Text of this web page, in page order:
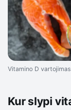
Vitamino D vartojimas
Kur slypi